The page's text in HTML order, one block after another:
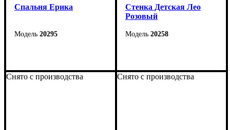
Cпальня Ерика
20295
Стенка Детская Лео
Розовый
20258
Снято с производства Снято с производства